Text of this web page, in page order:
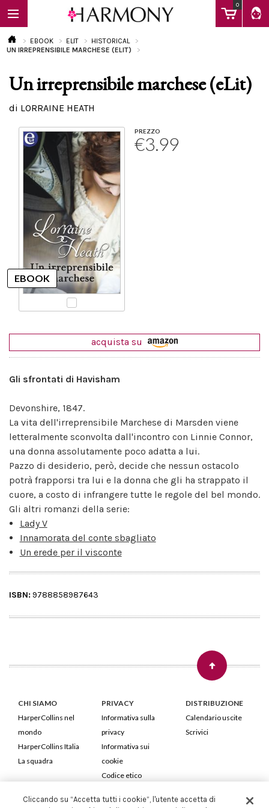
0
EBOOK
Calendario
EBOOK ELIT
HISTORICAL
UN IRREPRENSIBILE MARCHESE (ELIT)
Un irreprensibile marchese (eLit)
di LORRAINE HEATH
PREZZO
€3.99
acquista su
Gli sfrontati di Havisham
Devonshire, 1847.
La vita dell'irreprensibile Marchese di Marsden viene
letteralmente sconvolta dall'incontro con Linnie Connor,
una donna assolutamente poco adatta a lui.
Pazzo di desiderio, però, decide che nessun ostacolo
potrà frapporsi tra lui e la donna che gli ha strappato il
cuore, a costo di infrangere tutte le regole del bel mondo.
Gli altri romanzi della serie:
Lady V
Innamorata del conte sbagliato
Un erede per il visconte
ISBN: 9788858987643
CHI SIAMO
HarperCollins nel
mondo
HarperCollins Italia
La squadra
PRIVACY
Informativa sulla
privacy
Informativa sui
cookie
Codice etico
DISTRIBUZIONE
Calendario uscite
Scrivici
HarperCollins Italia S.p.A. Viale Monte Nero, 84 - 20135 Milano
Cliccando su “Accetta tutti i cookie”, l'utente accetta di